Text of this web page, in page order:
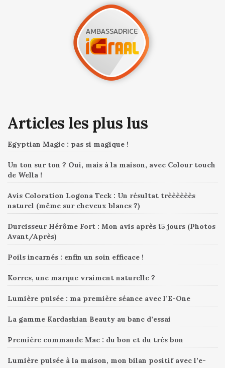
Articles les plus lus
Egyptian Magic : pas si magique !
Un ton sur ton ? Oui, mais à la maison, avec Colour touch
de Wella !
Avis Coloration Logona Teck : Un résultat trèèèèèès
naturel (même sur cheveux blancs ?)
Durcisseur Hérôme Fort : Mon avis après 15 jours (Photos
Avant/Après)
Poils incarnés : enfin un soin efficace !
Korres, une marque vraiment naturelle ?
Lumière pulsée : ma première séance avec l’E-One
La gamme Kardashian Beauty au banc d’essai
Première commande Mac : du bon et du très bon
Lumière pulsée à la maison, mon bilan positif avec l’e-